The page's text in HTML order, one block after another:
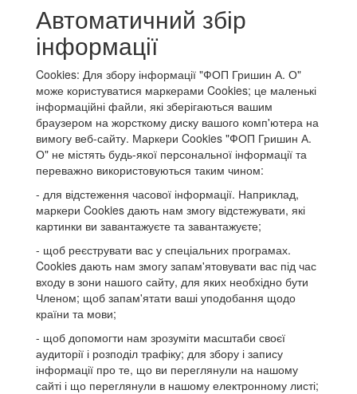
Автоматичний збір
інформації
Cookies: Для збору інформації "ФОП Гришин А. О"
може користуватися маркерами Cookies; це маленькі
інформаційні файли, які зберігаються вашим
браузером на жорсткому диску вашого комп'ютера на
вимогу веб-сайту. Маркери Cookies "ФОП Гришин А.
О" не містять будь-якої персональної інформації та
переважно використовуються таким чином:
- для відстеження часової інформації. Наприклад,
маркери Cookies дають нам змогу відстежувати, які
картинки ви завантажуєте та завантажуєте;
- щоб реєструвати вас у спеціальних програмах.
Cookies дають нам змогу запам'ятовувати вас під час
входу в зони нашого сайту, для яких необхідно бути
Членом; щоб запам'ятати ваші уподобання щодо
країни та мови;
- щоб допомогти нам зрозуміти масштаби своєї
аудиторії і розподіл трафіку; для збору і запису
інформації про те, що ви переглянули на нашому
сайті і що переглянули в нашому електронному листі;